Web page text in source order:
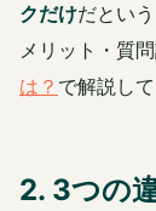
クだけだとい
メリット・質
は？ で解説して
2. 3つの